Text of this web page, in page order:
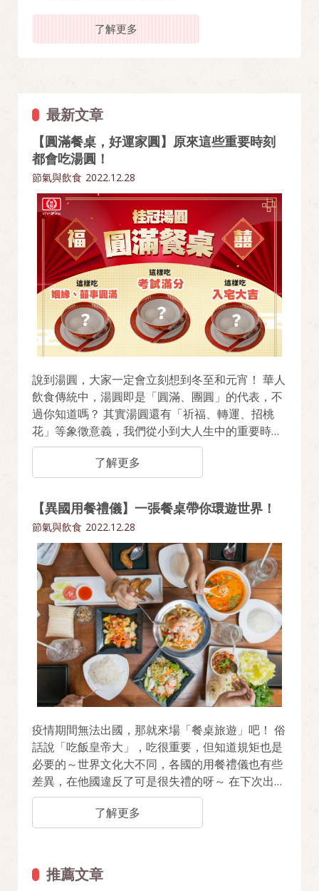
了解更多
最新文章
【圓滿餐桌，好運家圓】原來這些重要時刻
都會吃湯圓！
節氣與飲食 2022.12.28
說到湯圓，大家一定會立刻想到冬至和元宵！ 華人
飲食傳統中，湯圓即是「圓滿、團圓」的代表，不
過你知道嗎？ 其實湯圓還有「祈福、轉運、招桃
花」等象徵意義，我們從小到大人生中的重要時
刻，也都少不了一碗湯圓。 原來湯圓不只是品嚐美
味，更是幸福的象徵！
了解更多
【異國用餐禮儀】一張餐桌帶你環遊世界！
節氣與飲食 2022.12.28
疫情期間無法出國，那就來場「餐桌旅遊」吧！ 俗
話說「吃飯皇帝大」，吃很重要，但知道規矩也是
必要的～世界文化大不同，各國的用餐禮儀也有些
差異，在他國違反了可是很失禮的呀～ 在下次出國
前先來熟悉一下吧，立即看看這些國家有哪些飲食
了解更多
推薦文章